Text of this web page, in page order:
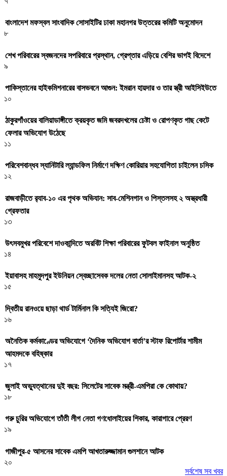
বাংলাদেশ মফস্বল সাংবাদিক সোসাইটির ঢাকা মহানগর উত্তরের কমিটি অনুমোদন
৮
শেখ পরিবারের স্বজনদের সপরিবারে প্রস্থান, গ্রেপ্তার এড়িয়ে বেশির ভাগই বিদেশে
৯
পাকিস্তানের হাইকমিশনারের বাসভবনে আগুন: ইমরান হায়দার ও তার স্ত্রী আইসিইউতে
১০
ঠাকুরগাঁওয়ের বালিয়াডাঙ্গীতে ক্রয়কৃত জমি জবরদখলের চেষ্টা ও রোপণকৃত গাছ কেটে
ফেলার অভিযোগ উঠেছে
১১
পরিবেশবান্ধব স্যানিটারি ল্যান্ডফিল নির্মাণে দক্ষিণ কোরিয়ার সহযোগিতা চাইলেন চসিক
১২
রাজবাড়ীতে র‍্যাব-১০ এর পৃথক অভিযান: সাব-মেশিনগান ও পিস্তলসহ ২ অস্ত্রধারী
গ্রেফতার
১৩
উৎসবমুখর পরিবেশে দাওকান্দিতে অরবিট শিক্ষা পরিবারের ফুটবল ফাইনাল অনুষ্ঠিত
১৪
ইয়াবাসহ মাহমুদপুর ইউনিয়ন স্বেচ্ছাসেবক দলের নেতা সোলাইমানসহ আটক-২
১৫
দ্বিতীয় রানওয়ে ছাড়া থার্ড টার্মিনাল কি সত্যিই জিরো?
১৬
অনৈতিক কর্মকাণ্ডের অভিযোগে ‘দৈনিক অভিযোগ বার্তা’র স্টাফ রিপোর্টার শামীম
আহমদকে বহিষ্কার
১৭
জুলাই অভ্যুত্থানের দুই বছর: সিলেটের সাবেক মন্ত্রী-এমপিরা কে কোথায়? ​
১৮
গরু চুরির অভিযোগে তাঁতী লীগ নেতা গণধোলাইয়ের শিকার, কারাগারে প্রেরণ
১৯
গাজীপুর-৫ আসনের সাবেক এমপি আখতারুজ্জামান গুলশানে আটক
২০
সর্বশেষ সব খবর